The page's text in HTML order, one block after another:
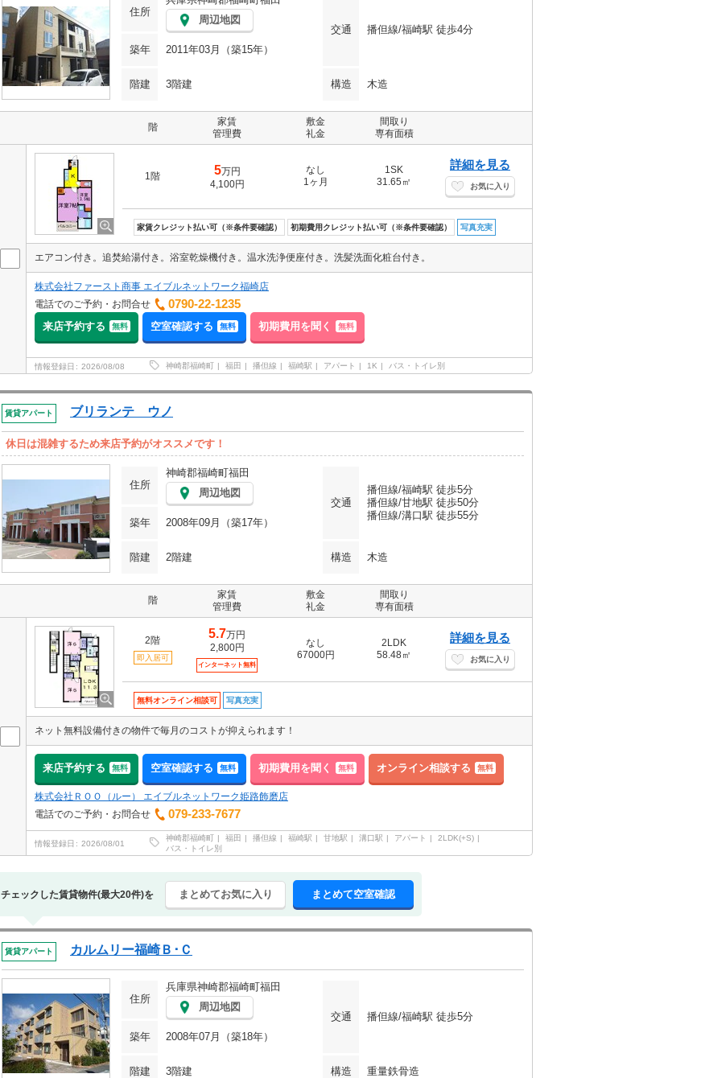
住所
周辺地図
交通
播但線/福崎駅 徒歩4分
築年
2011年03月（築15年）
階建 3階建 構造 木造
階
家賃
管理費
敷金
礼金
間取り
専有面積
1階 5万円
4,100円
なし
1ヶ月
1SK
31.65㎡
詳細を見る
お気に入り
家賃クレジット払い可（※条件要確認） 初期費用クレジット払い可（※条件要確認） 写真充実
エアコン付き。追焚給湯付き。浴室乾燥機付き。温水洗浄便座付き。洗髪洗面化粧台付き。
株式会社ファースト商事 エイブルネットワーク福崎店
電話でのご予約・お問合せ
0790-22-1235
来店予約する 無料 空室確認する 無料 初期費用を聞く 無料
情報登録日 2026/08/08 神崎郡福崎町 福田 播但線 福崎駅 アパート 1K バス・トイレ別
賃貸アパート ブリランテ ウノ
休日は混雑するため来店予約がオススメです！
住所
神崎郡福崎町福田
周辺地図
交通
播但線/福崎駅 徒歩5分
播但線/甘地駅 徒歩50分
播但線/溝口駅 徒歩55分
築年 2008年09月（築17年）
階建 2階建 構造 木造
階
家賃
管理費
敷金
礼金
間取り
専有面積
2階
即入居可
5.7万円
2,800円
インターネット無料
なし
67000円
2LDK
58.48㎡
詳細を見る
お気に入り
無料オンライン相談可 写真充実
ネット無料設備付きの物件で毎月のコストが抑えられます！
来店予約する 無料 空室確認する 無料 初期費用を聞く 無料 オンライン相談する 無料
株式会社ＲＯＯ（ルー） エイブルネットワーク姫路飾磨店
電話でのご予約・お問合せ
079-233-7677
情報登録日 2026/08/01
神崎郡福崎町 福田 播但線 福崎駅 甘地駅 溝口駅 アパート
2LDK(+S)
バス・トイレ別
チェックした賃貸物件(最大20件)を まとめてお気に入り まとめて空室確認
賃貸アパート カルムリー福崎Ｂ･Ｃ
住所
兵庫県神崎郡福崎町福田
周辺地図
交通
播但線/福崎駅 徒歩5分
築年
2008年07月（築18年）
階建 3階建 構造 重量鉄骨造